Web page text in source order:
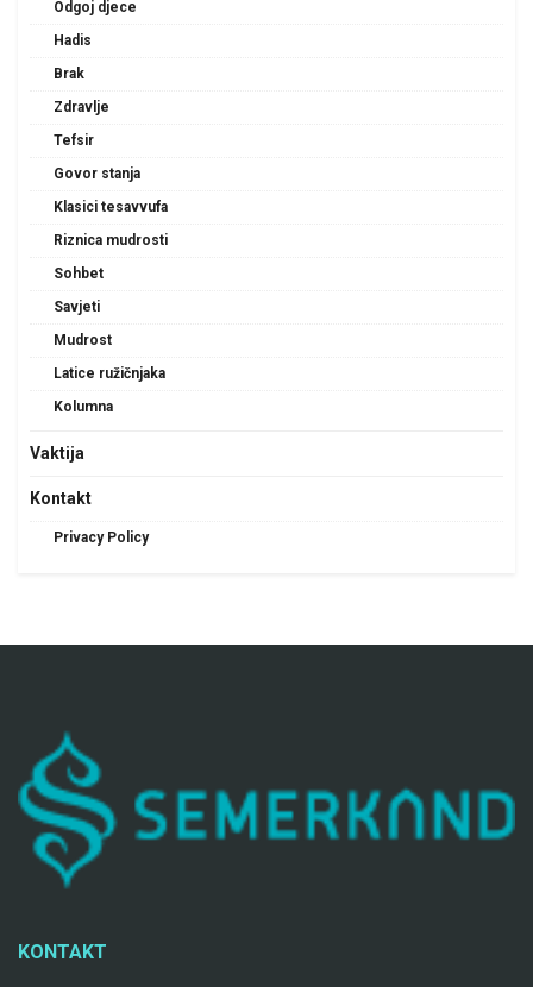
Odgoj djece
Hadis
Brak
Zdravlje
Tefsir
Govor stanja
Klasici tesavvufa
Riznica mudrosti
Sohbet
Savjeti
Mudrost
Latice ružičnjaka
Kolumna
Vaktija
Kontakt
Privacy Policy
KONTAKT